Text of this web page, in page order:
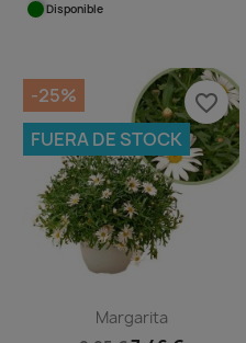
Disponible
Margarita
-25%
FUERA DE STOCK
favorite_border